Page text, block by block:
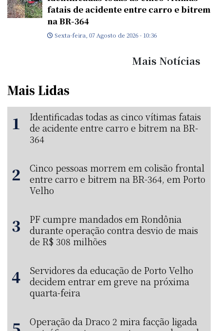
fatais de acidente entre carro e bitrem
na BR-364
Sexta-feira, 07 Agosto de 2026 - 10:36
Mais Notícias
Mais Lidas
Identificadas todas as cinco vítimas fatais
de acidente entre carro e bitrem na BR-
364
Cinco pessoas morrem em colisão frontal
entre carro e bitrem na BR-364, em Porto
Velho
PF cumpre mandados em Rondônia
durante operação contra desvio de mais
de R$ 308 milhões
Servidores da educação de Porto Velho
decidem entrar em greve na próxima
quarta-feira
Operação da Draco 2 mira facção ligada